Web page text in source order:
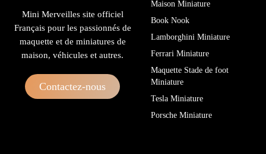
Mini Merveilles site officiel
Français pour les passionnés de
maquette et de miniatures de
maison, véhicules et autres.
Contactez-nous
Maison Miniature
Book Nook
Lamborghini Miniature
Ferrari Miniature
Maquette Stade de foot
Miniature
Tesla Miniature
Porsche Miniature